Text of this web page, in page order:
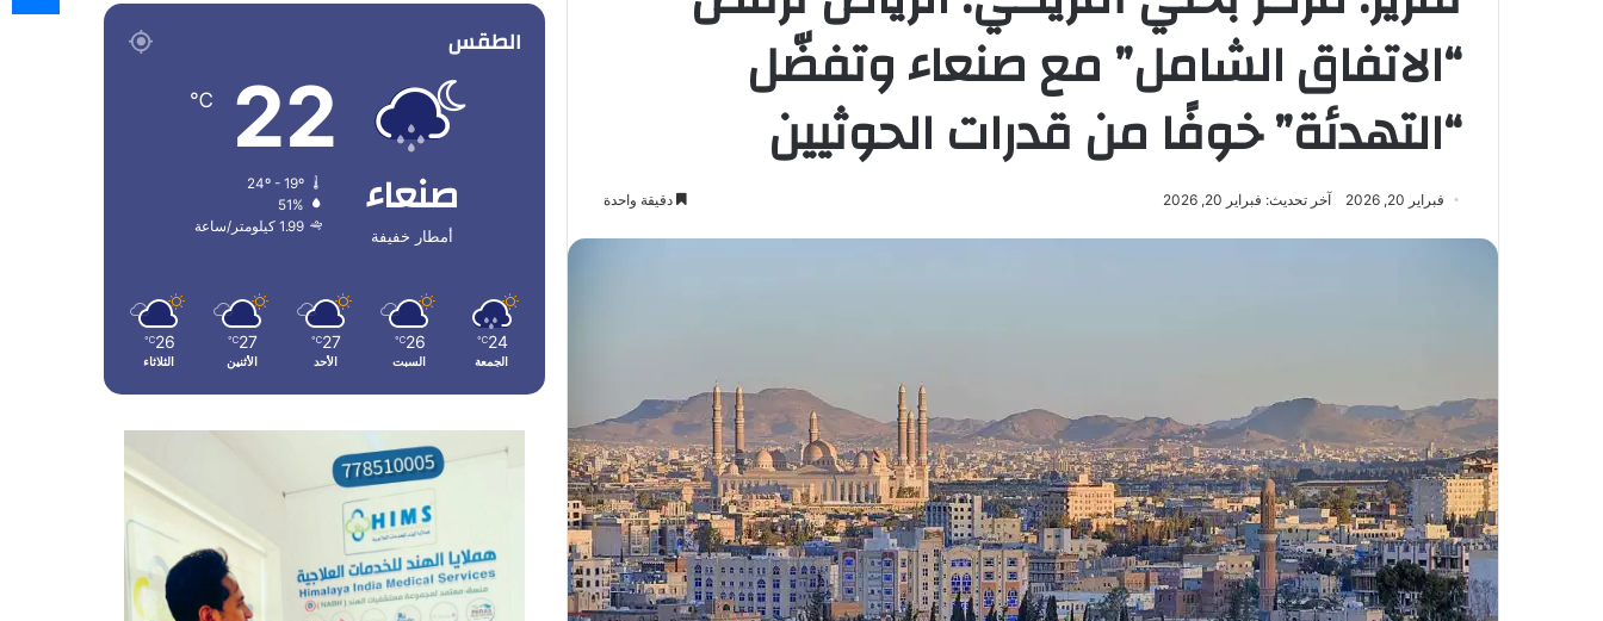
“الاتفاق الشامل” مع صنعاء وتفضّل
“التهدئة” خوفًا من قدرات الحوثيين
فبراير 20, 2026 آخر تحديث: فبراير 20, 2026 دقيقة واحدة
الطقس
صنعاء
أمطار خفيفة
22
℃
24º - 19º
51%
1.99 كيلومتر/ساعة
24
℃
الجمعة
26
℃
السبت
27
℃
الأحد
27
℃
الأثنين
26
℃
الثلاثاء